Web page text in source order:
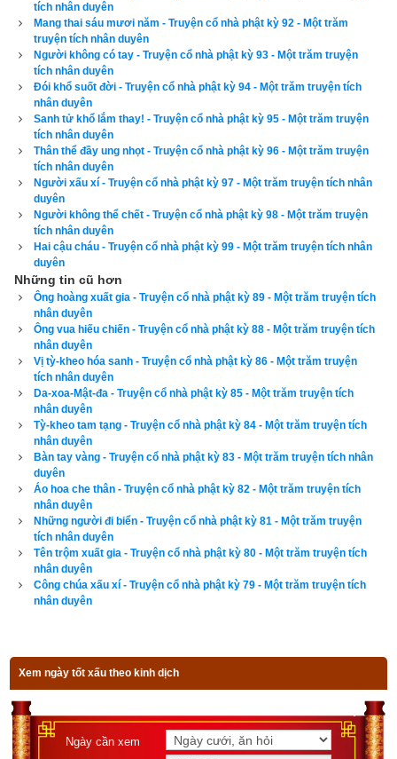
Tác giả bài viết:Thầy Uri – Tổng biên tập chuyên mục giác ngộ
Nguồn tin:
tích nhân duyên
Mang thai sáu mươi năm - Truyện cổ nhà phật kỳ 92 - Một trăm
truyện tích nhân duyên
Người không có tay - Truyện cổ nhà phật kỳ 93 - Một trăm truyện
tích nhân duyên
Đói khổ suốt đời - Truyện cổ nhà phật kỳ 94 - Một trăm truyện tích
nhân duyên
Sanh tử khổ lắm thay! - Truyện cổ nhà phật kỳ 95 - Một trăm truyện
tích nhân duyên
Thân thể đầy ung nhọt - Truyện cổ nhà phật kỳ 96 - Một trăm truyện
tích nhân duyên
Người xấu xí - Truyện cổ nhà phật kỳ 97 - Một trăm truyện tích nhân
duyên
Người không thể chết - Truyện cổ nhà phật kỳ 98 - Một trăm truyện
tích nhân duyên
Hai cậu cháu - Truyện cổ nhà phật kỳ 99 - Một trăm truyện tích nhân
duyên
Những tin cũ hơn
Ông hoàng xuất gia - Truyện cổ nhà phật kỳ 89 - Một trăm truyện tích
nhân duyên
Ông vua hiếu chiến - Truyện cổ nhà phật kỳ 88 - Một trăm truyện tích
nhân duyên
Vị tỳ-kheo hóa sanh - Truyện cổ nhà phật kỳ 86 - Một trăm truyện
tích nhân duyên
Da-xoa-Mật-đa - Truyện cổ nhà phật kỳ 85 - Một trăm truyện tích
nhân duyên
Tỳ-kheo tam tạng - Truyện cổ nhà phật kỳ 84 - Một trăm truyện tích
nhân duyên
Bàn tay vàng - Truyện cổ nhà phật kỳ 83 - Một trăm truyện tích nhân
duyên
Áo hoa che thân - Truyện cổ nhà phật kỳ 82 - Một trăm truyện tích
nhân duyên
Những người đi biển - Truyện cổ nhà phật kỳ 81 - Một trăm truyện
tích nhân duyên
Tên trộm xuất gia - Truyện cổ nhà phật kỳ 80 - Một trăm truyện tích
nhân duyên
Công chúa xấu xí - Truyện cổ nhà phật kỳ 79 - Một trăm truyện tích
nhân duyên
Xem ngày tốt xấu theo kinh dịch
Ngày cần xem